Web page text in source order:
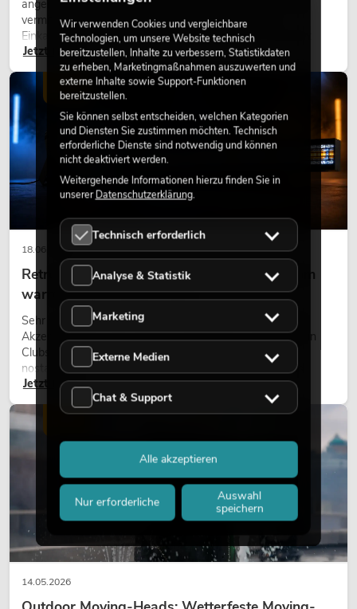
angenehme Atmosphäre, verbessern das Ambiente und
vermitteln Natürlichkeit. Ob in Hotels, Restaurants,
Einkaufszentren, Bürogebäuden oder auf Messeständen:
eine hochwertige Begrünung gehört heute längst zum
modernen Raumkonzept.
Jetzt lesen
18.06.2026
Retro-Licht im modernen Lichtdesign: Warum
warmes Licht wieder wirkt
Sehr warmes Licht, sichtbare Leuchtflächen und farbige
Akzente prägen viele aktuelle Lichtdesigns auf Bühnen, in
Clubs und bei Events. Retro-Licht ist dabei kein rein
nostalgischer Effekt, sondern ein bewusst eingesetztes
Gestaltungsmittel: Es schafft Atmosphäre, gibt Szenen
Charakter und kann technische LED-Setups emotionaler
wirken lassen.
Jetzt lesen
LICHT
14.05.2026
Wir verwenden Cookies und vergleichbare
Technologien, um unsere Website technisch
bereitzustellen, Inhalte zu verbessern, Statistikdaten
zu erheben, Marketingmaßnahmen auszuwerten und
externe Inhalte sowie Support-Funktionen
bereitzustellen.
Sie können selbst entscheiden, welchen Kategorien
und Diensten Sie zustimmen möchten. Technisch
erforderliche Dienste sind notwendig und können
nicht deaktiviert werden.
Weitergehende Informationen hierzu finden Sie in
unsererDatenschutzerklärung.
Technisch erforderlich
Analyse & Statistik
Marketing
Externe Medien
Chat & Support
Nur erforderliche
Auswahl
speichern
Alle akzeptieren